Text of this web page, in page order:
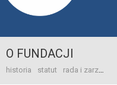
O FUNDACJI
historia statut rada i zarząd